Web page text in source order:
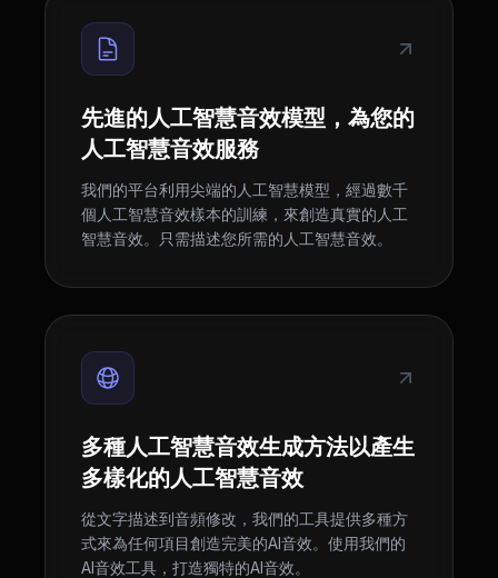
先進的人工智慧音效模型，為您的
人工智慧音效服務
我們的平台利用尖端的人工智慧模型，經過數千
個人工智慧音效樣本的訓練，來創造真實的人工
智慧音效。只需描述您所需的人工智慧音效。
多種人工智慧音效生成方法以產生
多樣化的人工智慧音效
從文字描述到音頻修改，我們的工具提供多種方
式來為任何項目創造完美的AI音效。使用我們的
AI音效工具，打造獨特的AI音效。